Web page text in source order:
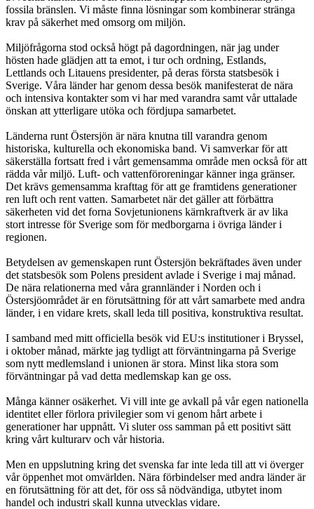
fossila bränslen. Vi måste finna lösningar som kombinerar stränga
krav på säkerhet med omsorg om miljön.
Miljöfrågorna stod också högt på dagordningen, när jag under
hösten hade glädjen att ta emot, i tur och ordning, Estlands,
Lettlands och Litauens presidenter, på deras första statsbesök i
Sverige. Våra länder har genom dessa besök manifesterat de nära
och intensiva kontakter som vi har med varandra samt vår uttalade
önskan att ytterligare utöka och fördjupa samarbetet.
Länderna runt Östersjön är nära knutna till varandra genom
historiska, kulturella och ekonomiska band. Vi samverkar för att
säkerställa fortsatt fred i vårt gemensamma område men också för att
rädda vår miljö. Luft- och vattenföroreningar känner inga gränser.
Det krävs gemensamma krafttag för att ge framtidens generationer
ren luft och rent vatten. Samarbetet när det gäller att förbättra
säkerheten vid det forna Sovjetunionens kärnkraftverk är av lika
stort intresse för Sverige som för medborgarna i övriga länder i
regionen.
Betydelsen av gemenskapen runt Östersjön bekräftades även under
det statsbesök som Polens president avlade i Sverige i maj månad.
De nära relationerna med våra grannländer i Norden och i
Östersjöområdet är en förutsättning för att vårt samarbete med andra
länder, i en vidare krets, skall leda till positiva, konstruktiva resultat.
I samband med mitt officiella besök vid EU:s institutioner i Bryssel,
i oktober månad, märkte jag tydligt att förväntningarna på Sverige
som nytt medlemsland i unionen är stora. Minst lika stora som
förväntningar på vad detta medlemskap kan ge oss.
Många känner osäkerhet. Vi vill inte ge avkall på vår egen nationella
identitet eller förlora privilegier som vi genom hårt arbete i
generationer har uppnått. Vi sluter oss samman på ett positivt sätt
kring vårt kulturarv och vår historia.
Men en uppslutning kring det svenska far inte leda till att vi överger
vår öppenhet mot omvärlden. Nära förbindelser med andra länder är
en förutsättning för att det, för oss så nödvändiga, utbytet inom
handel och industri skall kunna utvecklas vidare.